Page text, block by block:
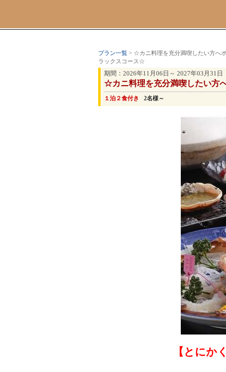
プラン一覧 > ☆カニ料理を充分満喫したい方へ
ラックスコース☆
期間：2026年11月06日～ 2027年03月31日
☆カニ料理を充分満喫したい方
１泊２食付き 2名様～
【とにか